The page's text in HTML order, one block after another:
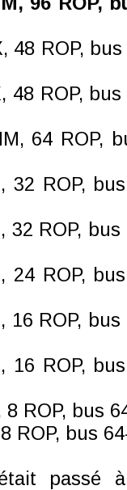
48 ROP,
48 ROP,
64 ROP,
32 ROP,
32 ROP,
24 ROP,
16 ROP,
16 ROP,
ROP, bus
ROP, bus
passé